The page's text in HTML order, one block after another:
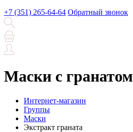
+7 (351) 265-64-64 Обратный звонок
Маски с гранатом
Интернет-магазин
Группы
Маски
Экстракт граната